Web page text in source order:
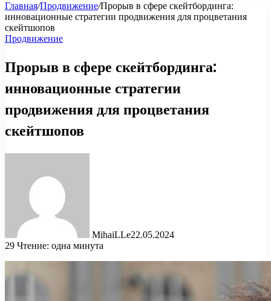
Главная/Продвижение/Прорыв в сфере скейтбординга:
инновационные стратегии продвижения для процветания
скейтшопов
Продвижение
Прорыв в сфере скейтбординга:
инновационные стратегии
продвижения для процветания
скейтшопов
MihaiLLe22.05.2024
29 Чтение: одна минута